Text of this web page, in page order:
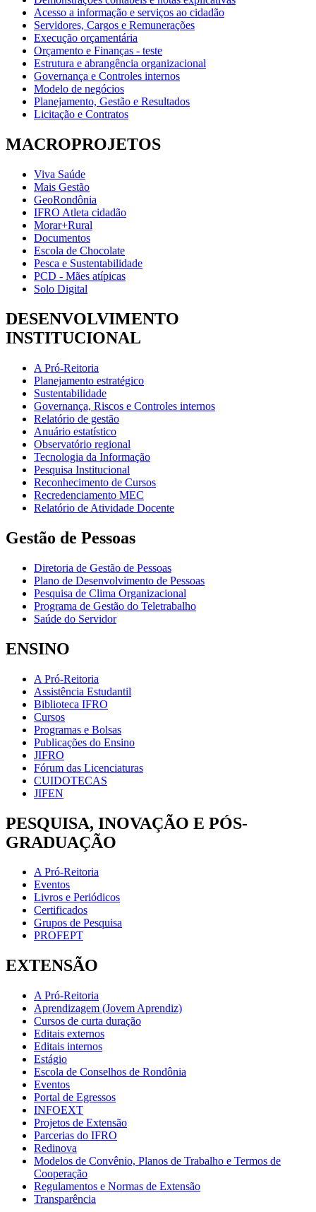
Acesso a informação e serviços ao cidadão
Servidores, Cargos e Remunerações
Execução orçamentária
Orçamento e Finanças - teste
Estrutura e abrangência organizacional
Governança e Controles internos
Modelo de negócios
Planejamento, Gestão e Resultados
Licitação e Contratos
MACROPROJETOS
Viva Saúde
Mais Gestão
GeoRondônia
IFRO Atleta cidadão
Morar+Rural
Documentos
Escola de Chocolate
Pesca e Sustentabilidade
PCD - Mães atípicas
Solo Digital
DESENVOLVIMENTO
INSTITUCIONAL
A Pró-Reitoria
Planejamento estratégico
Sustentabilidade
Governança, Riscos e Controles internos
Relatório de gestão
Anuário estatístico
Observatório regional
Tecnologia da Informação
Pesquisa Institucional
Reconhecimento de Cursos
Recredenciamento MEC
Relatório de Atividade Docente
Gestão de Pessoas
Diretoria de Gestão de Pessoas
Plano de Desenvolvimento de Pessoas
Pesquisa de Clima Organizacional
Programa de Gestão do Teletrabalho
Saúde do Servidor
ENSINO
A Pró-Reitoria
Assistência Estudantil
Biblioteca IFRO
Cursos
Programas e Bolsas
Publicações do Ensino
JIFRO
Fórum das Licenciaturas
CUIDOTECAS
JIFEN
PESQUISA, INOVAÇÃO E PÓS-
GRADUAÇÃO
A Pró-Reitoria
Eventos
Livros e Periódicos
Certificados
Grupos de Pesquisa
PROFEPT
EXTENSÃO
A Pró-Reitoria
Aprendizagem (Jovem Aprendiz)
Cursos de curta duração
Editais externos
Editais internos
Estágio
Escola de Conselhos de Rondônia
Eventos
Portal de Egressos
INFOEXT
Projetos de Extensão
Parcerias do IFRO
Redinova
Modelos de Convênio, Planos de Trabalho e Termos de
Cooperação
Regulamentos e Normas de Extensão
Transparência